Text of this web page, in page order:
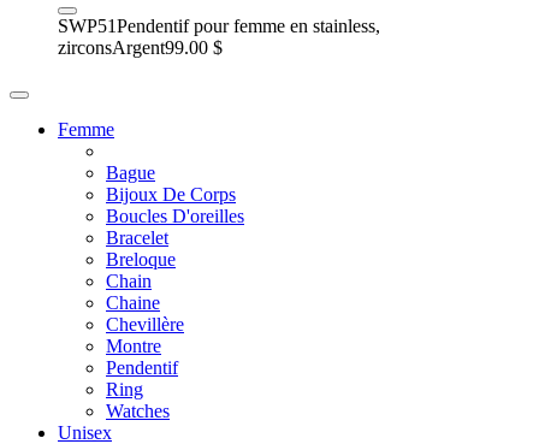
SWP51Pendentif pour femme en stainless,
zirconsArgent99.00 $
Femme
Bague
Bijoux De Corps
Boucles D'oreilles
Bracelet
Breloque
Chain
Chaine
Chevillère
Montre
Pendentif
Ring
Watches
Unisex